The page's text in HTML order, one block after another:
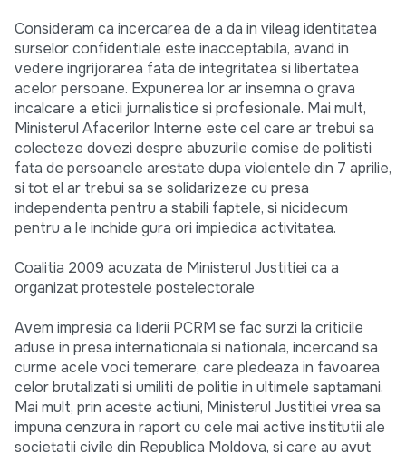
Consideram ca incercarea de a da in vileag identitatea
surselor confidentiale este inacceptabila, avand in
vedere ingrijorarea fata de integritatea si libertatea
acelor persoane. Expunerea lor ar insemna o grava
incalcare a eticii jurnalistice si profesionale. Mai mult,
Ministerul Afacerilor Interne este cel care ar trebui sa
colecteze dovezi despre abuzurile comise de politisti
fata de persoanele arestate dupa violentele din 7 aprilie,
si tot el ar trebui sa se solidarizeze cu presa
independenta pentru a stabili faptele, si nicidecum
pentru a le inchide gura ori impiedica activitatea.
Coalitia 2009 acuzata de Ministerul Justitiei ca a
organizat protestele postelectorale
Avem impresia ca liderii PCRM se fac surzi la criticile
aduse in presa internationala si nationala, incercand sa
curme acele voci temerare, care pledeaza in favoarea
celor brutalizati si umiliti de politie in ultimele saptamani.
Mai mult, prin aceste actiuni, Ministerul Justitiei vrea sa
impuna cenzura in raport cu cele mai active institutii ale
societatii civile din Republica Moldova, si care au avut